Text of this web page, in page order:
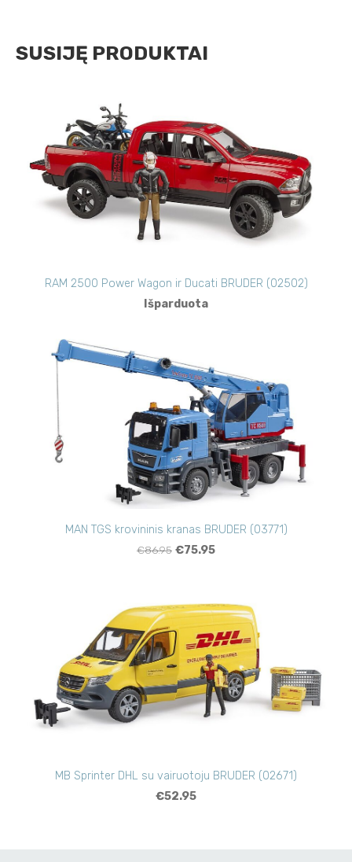
SUSIJĘ PRODUKTAI
RAM 2500 Power Wagon ir Ducati BRUDER (02502)
Išparduota
MAN TGS krovininis kranas BRUDER (03771)
€86.95 €75.95
MB Sprinter DHL su vairuotoju BRUDER (02671)
€52.95